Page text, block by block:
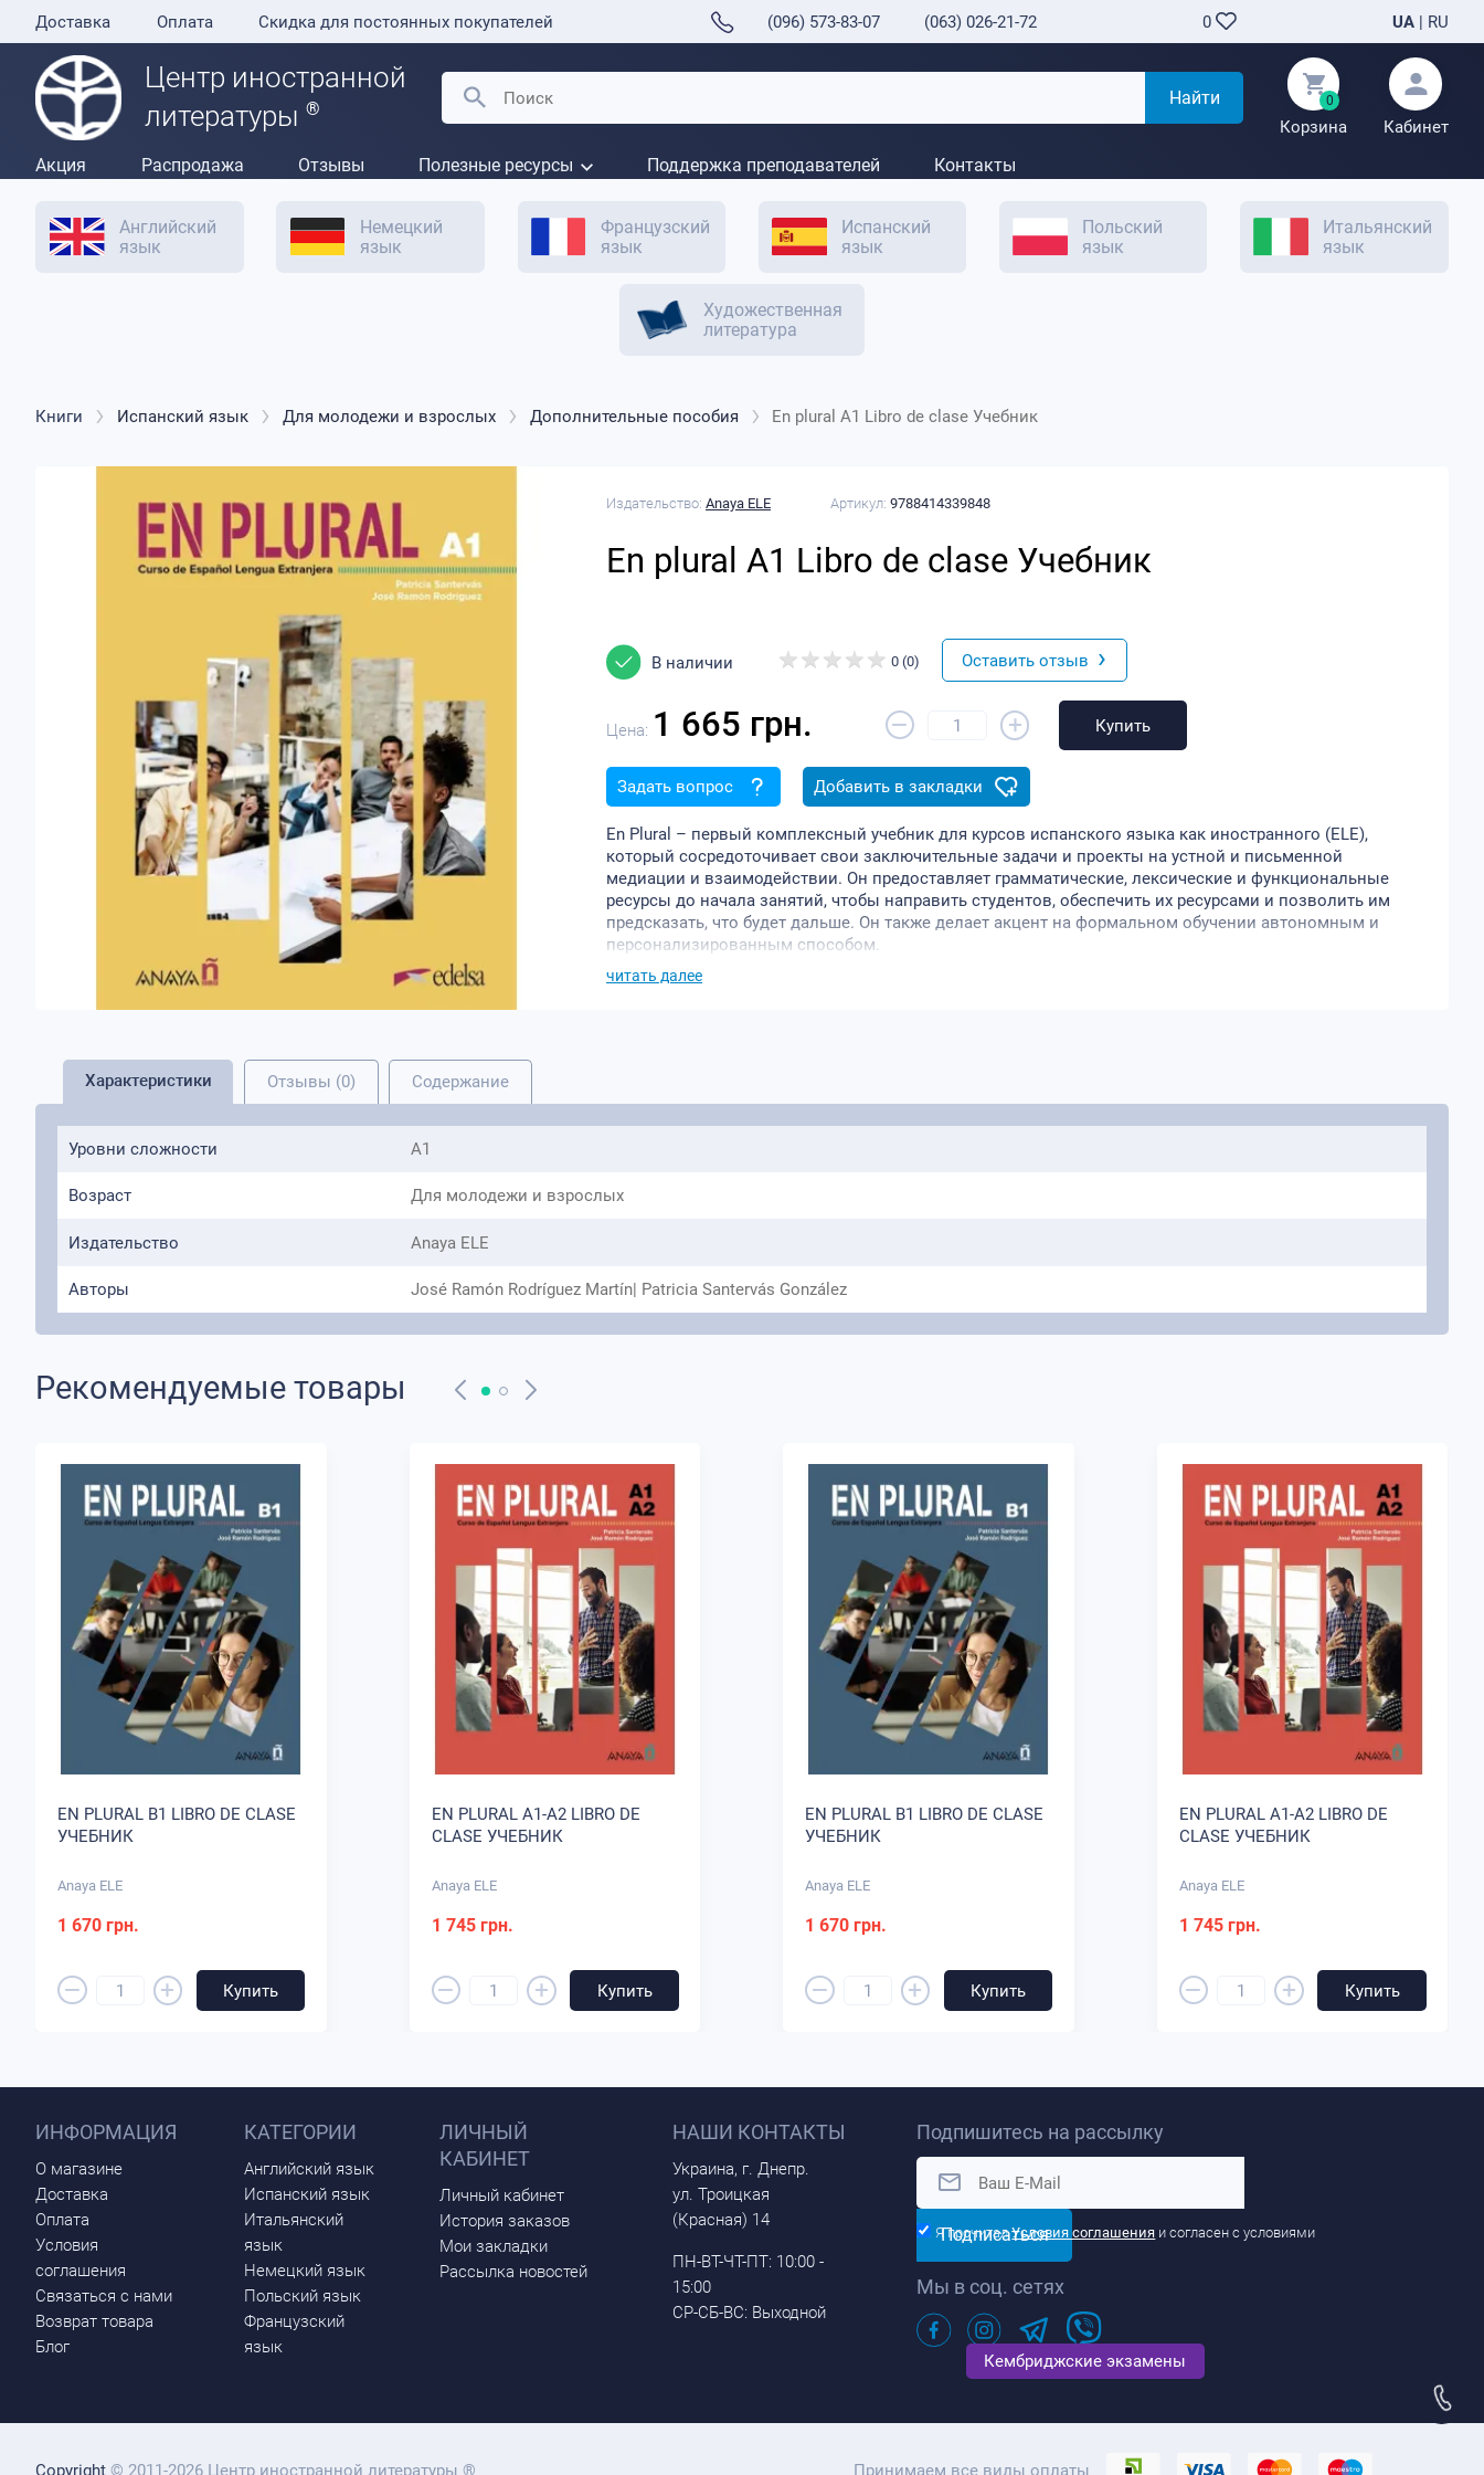
Доставка Оплата Скидка для постоянных покупателей (096) 573-83-07 (063) 026-21-72 0 UA | RU
Центр иностранной
литературы ®
Найти 0
Корзина Кабинет
Акция Распродажа Отзывы Полезные ресурсы Поддержка преподавателей Контакты
Английский
язык
Немецкий
язык
Французский
язык
Испанский
язык
Польский
язык
Итальянский
язык
Художественная
литература
Книги Испанский язык Для молодежи и взрослых Дополнительные пособия En plural A1 Libro de clase Учебник
Издательство:Anaya ELE Артикул:9788414339848
En plural A1 Libro de clase Учебник
В наличии 0 (0) Оставить отзыв ›
Цена: 1 665 грн. – + Купить
Задать вопрос Добавить в закладки
En Plural – первый комплексный учебник для курсов испанского языка как иностранного (ELE),
который сосредоточивает свои заключительные задачи и проекты на устной и письменной
медиации и взаимодействии. Он предоставляет грамматические, лексические и функциональные
ресурсы до начала занятий, чтобы направить студентов, обеспечить их ресурсами и позволить им
предсказать, что будет дальше. Он также делает акцент на формальном обучении автономным и
персонализированным способом.
Особенности пособий данной серии:
обмену опытом.
Специальный раздел об индуктивном изучении грамматики и контролируемой практике.
читать далее
Характеристики Отзывы (0) Содержание
Уровни сложности A1
Возраст Для молодежи и взрослых
Издательство Anaya ELE
Авторы José Ramón Rodríguez Martín| Patricia Santervás González
Рекомендуемые товары
EN PLURAL B1 LIBRO DE CLASE
УЧЕБНИК
Anaya ELE
1 670 грн.
– + Купить
EN PLURAL A1-A2 LIBRO DE
CLASE УЧЕБНИК
Anaya ELE
1 745 грн.
– + Купить
EN PLURAL B1 LIBRO DE CLASE
УЧЕБНИК
Anaya ELE
1 670 грн.
– + Купить
EN PLURAL A1-A2 LIBRO DE
CLASE УЧЕБНИК
Anaya ELE
1 745 грн.
– + Купить
ИНФОРМАЦИЯ
О магазине
Доставка
Оплата
Условия
соглашения
Связаться с нами
Возврат товара
Блог
КАТЕГОРИИ
Английский язык
Испанский язык
Итальянский
язык
Немецкий язык
Польский язык
Французский
язык
ЛИЧНЫЙ
КАБИНЕТ
Личный кабинет
История заказов
Мои закладки
Рассылка новостей
НАШИ КОНТАКТЫ
Украина, г. Днепр.
ул. Троицкая
(Красная) 14
ПН-ВТ-ЧТ-ПТ: 10:00 -
15:00
СР-СБ-ВС: Выходной
Подпишитесь на рассылку
Подписаться
Я прочиталУсловия соглашения и согласен с условиями
Мы в соц. сетях
Кембриджские экзамены
Copyright © 2011-2026 Центр иностранной литературы ® Принимаем все виды оплаты